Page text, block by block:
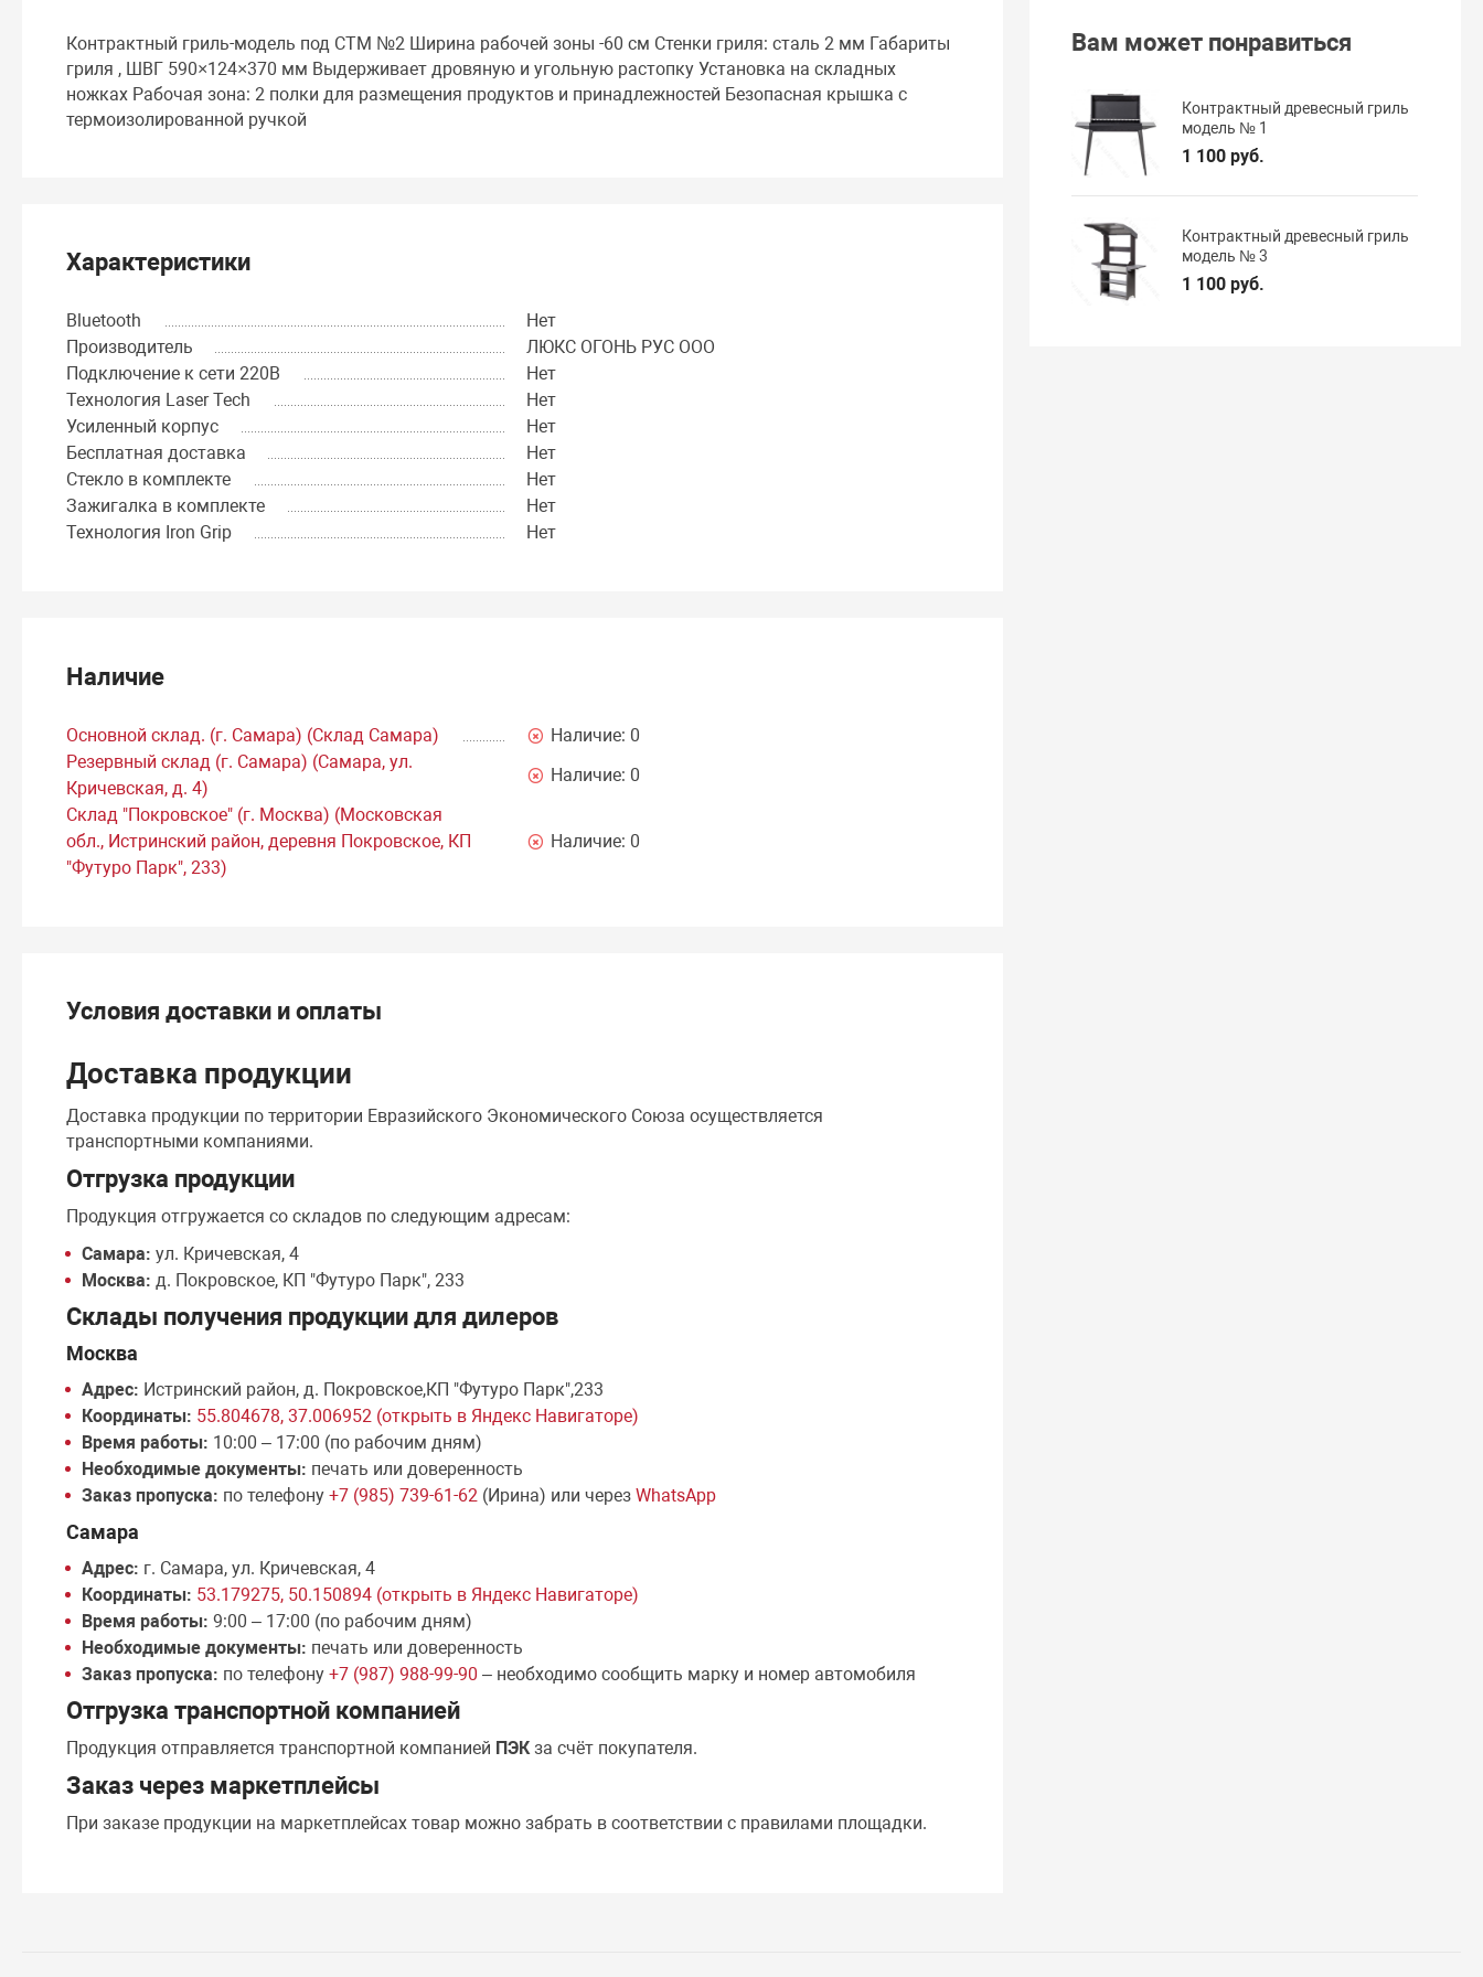
Контрактный гриль-модель под СТМ №2 Ширина рабочей зоны -60 см Стенки гриля: сталь 2 мм Габариты
гриля , ШВГ 590×124×370 мм Выдерживает дровяную и угольную растопку Установка на складных
ножках Рабочая зона: 2 полки для размещения продуктов и принадлежностей Безопасная крышка с
термоизолированной ручкой
Характеристики
Bluetooth
Нет
Производитель
ЛЮКС ОГОНЬ РУС ООО
Подключение к сети 220В
Нет
Технология Laser Tech
Нет
Усиленный корпус
Нет
Бесплатная доставка
Нет
Стекло в комплекте
Нет
Зажигалка в комплекте
Нет
Технология Iron Grip
Нет
Наличие
Основной склад. (г. Самара) (Склад Самара) Наличие: 0
Резервный склад (г. Самара) (Самара, ул.
Кричевская, д. 4)
Наличие: 0
Склад "Покровское" (г. Москва) (Московская
обл., Истринский район, деревня Покровское, КП
"Футуро Парк", 233)
Наличие: 0
Условия доставки и оплаты
Доставка продукции
Доставка продукции по территории Евразийского Экономического Союза осуществляется
транспортными компаниями.
Отгрузка продукции
Продукция отгружается со складов по следующим адресам:
Самара: ул. Кричевская, 4
Москва: д. Покровское, КП "Футуро Парк", 233
Склады получения продукции для дилеров
Москва
Адрес: Истринский район, д. Покровское,КП "Футуро Парк",233
Координаты: 55.804678, 37.006952 (открыть в Яндекс Навигаторе)
Время работы: 10:00 – 17:00 (по рабочим дням)
Необходимые документы: печать или доверенность
Заказ пропуска: по телефону+7 (985) 739-61-62 (Ирина) или черезWhatsApp
Самара
Адрес: г. Самара, ул. Кричевская, 4
Координаты: 53.179275, 50.150894 (открыть в Яндекс Навигаторе)
Время работы: 9:00 – 17:00 (по рабочим дням)
Необходимые документы: печать или доверенность
Заказ пропуска: по телефону+7 (987) 988-99-90 – необходимо сообщить марку и номер автомобиля
Отгрузка транспортной компанией
Продукция отправляется транспортной компанией ПЭКза счёт покупателя.
Заказ через маркетплейсы
При заказе продукции на маркетплейсах товар можно забрать в соответствии с правилами площадки.
Вам может понравиться
Контрактный древесный гриль
модель № 1
1 100 руб.
Контрактный древесный гриль
модель № 3
1 100 руб.